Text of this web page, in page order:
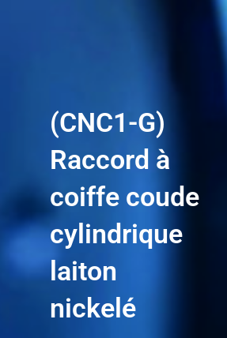
(CNC1-G)
Raccord à
coiffe coude
cylindrique
laiton
nickelé